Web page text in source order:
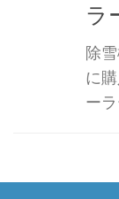
ラ
除
に
ー